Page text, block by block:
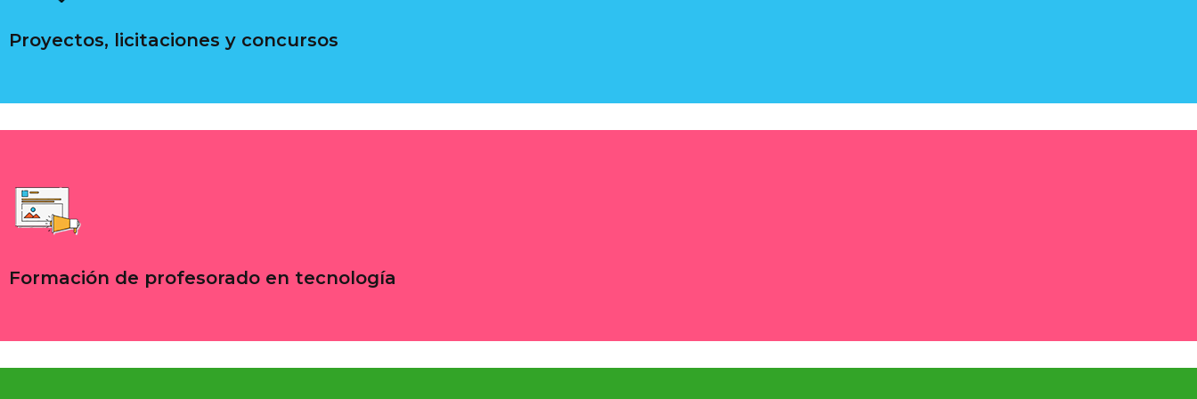
Proyectos, licitaciones y concursos
Formación de profesorado en tecnología